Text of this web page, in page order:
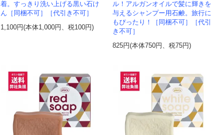
着。すっきり洗い上げる黒い石け
ん［同梱不可］［代引き不可］
1,100円(本体1,000円、税100円)
ル！アルガンオイルで髪に輝きを
与えるシャンプー用石鹸。旅行に
もぴったり！［同梱不可］［代引
き不可］
825円(本体750円、税75円)